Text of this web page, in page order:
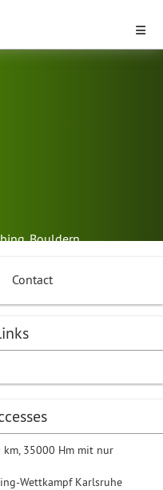
,Bouldern...
Contact
km, 35000 Hm mit nur
Wettkampf Karlsruhe